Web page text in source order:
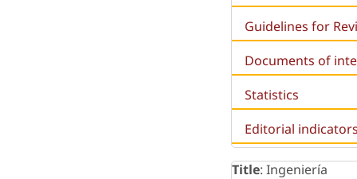
Guidelines for
Documents of
Statistics
Editorial
Title: Ingeniería